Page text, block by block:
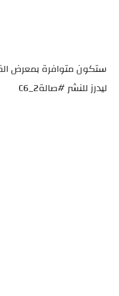
ستكون متوافرة بمعرض
ليدرز للنشر #صالة2_C6